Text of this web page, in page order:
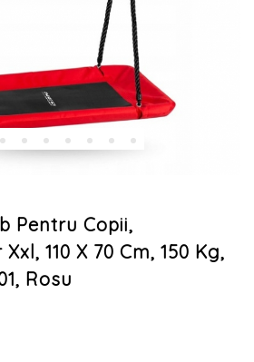
Pentru Copii,
110 X 70 Cm, 150 Kg,
Rosu